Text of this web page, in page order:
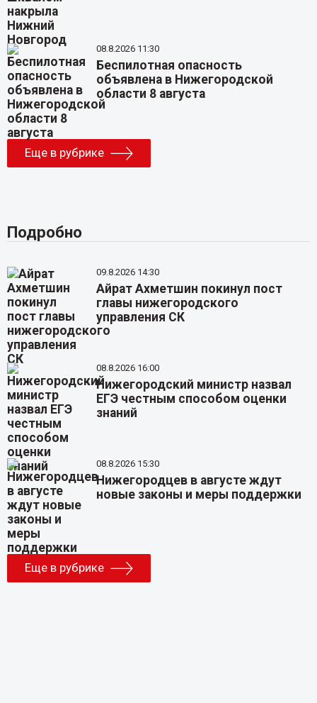
08.8.2026 11:30
Беспилотная опасность
объявлена в Нижегородской
области 8 августа
Еще в рубрике
Подробно
09.8.2026 14:30
Айрат Ахметшин покинул пост
главы нижегородского
управления СК
08.8.2026 16:00
Нижегородский министр назвал
ЕГЭ честным способом оценки
знаний
08.8.2026 15:30
Нижегородцев в августе ждут
новые законы и меры поддержки
Еще в рубрике